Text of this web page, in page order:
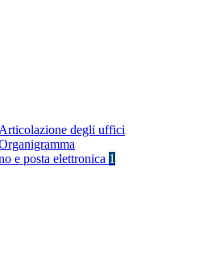
Articolazione degli uffici
e posta elettronica 1